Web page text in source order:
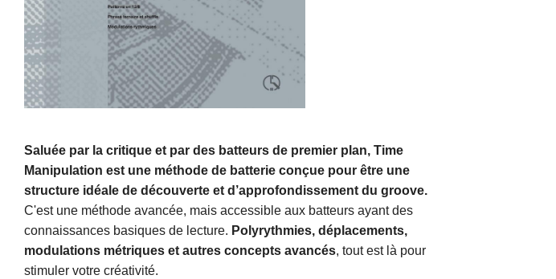
Saluée par la critique et par des batteurs de premier plan, Time
Manipulation est une méthode de batterie conçue pour être une
structure idéale de découverte et d’approfondissement du groove.
C'est une méthode avancée, mais accessible aux batteurs ayant des
connaissances basiques de lecture. Polyrythmies, déplacements,
modulations métriques et autres concepts avancés, tout est là pour
stimuler votre créativité.